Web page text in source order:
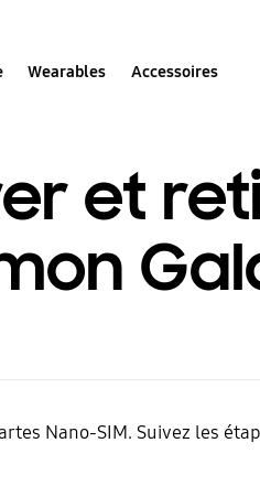
Wearables Accessoires
et
Nano-SIM. Suivez les